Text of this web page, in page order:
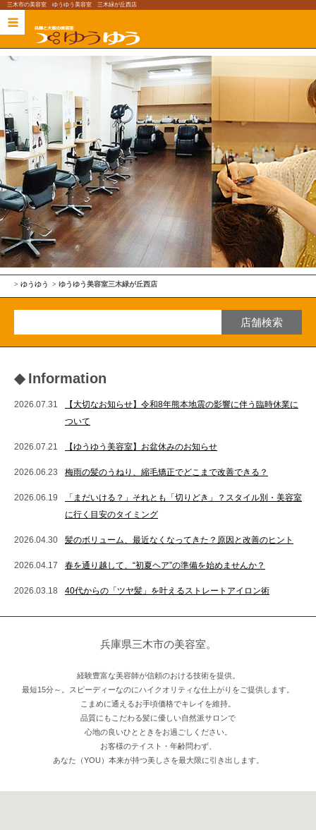
三木市の美容室 ゆうゆう美容室 三木緑が丘西店
ゆうゆう ゆうゆう美容室三木緑が丘西店
店舗検索
◆ Information
2026.07.31
【大切なお知らせ】令和8年熊本地震の影響に伴う臨時休業に
ついて
2026.07.21 【ゆうゆう美容室】お盆休みのお知らせ
2026.06.23 梅雨の髪のうねり、縮毛矯正でどこまで改善できる？
2026.06.19
「まだいける？」それとも「切りどき」？スタイル別・美容室
に行く目安のタイミング
2026.04.30 髪のボリューム、最近なくなってきた？原因と改善のヒント
2026.04.17 春を通り越して、“初夏ヘア”の準備を始めませんか？
2026.03.18 40代からの「ツヤ髪」を叶えるストレートアイロン術
兵庫県三木市の美容室。
経験豊富な美容師が信頼のおける技術を提供。
最短15分～。スピーディーなのにハイクオリティな仕上がりをご提供します。
こまめに通えるお手頃価格でキレイを維持。
品質にもこだわる髪に優しい自然派サロンで
心地の良いひとときをお過ごしください。
お客様のテイスト・年齢問わず、
あなた（YOU）本来が持つ美しさを最大限に引き出します。